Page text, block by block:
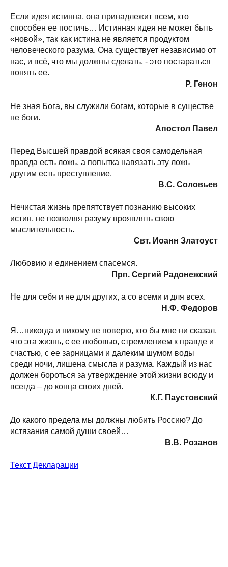
Если идея истинна, она принадлежит всем, кто
способен ее постичь… Истинная идея не может быть
«новой», так как истина не является продуктом
человеческого разума. Она существует независимо от
нас, и всё, что мы должны сделать, - это постараться
понять ее.
Р. Генон
Не зная Бога, вы служили богам, которые в существе
не боги.
Апостол Павел
Перед Высшей правдой всякая своя самодельная
правда есть ложь, а попытка навязать эту ложь
другим есть преступление.
В.С. Соловьев
Нечистая жизнь препятствует познанию высоких
истин, не позволяя разуму проявлять свою
мыслительность.
Свт. Иоанн Златоуст
Любовию и единением спасемся.
Прп. Сергий Радонежский
Не для себя и не для других, а со всеми и для всех.
Н.Ф. Федоров
Я…никогда и никому не поверю, кто бы мне ни сказал,
что эта жизнь, с ее любовью, стремлением к правде и
счастью, с ее зарницами и далеким шумом воды
среди ночи, лишена смысла и разума. Каждый из нас
должен бороться за утверждение этой жизни всюду и
всегда – до конца своих дней.
К.Г. Паустовский
До какого предела мы должны любить Россию? До
истязания самой души своей…
В.В. Розанов
Текст Декларации